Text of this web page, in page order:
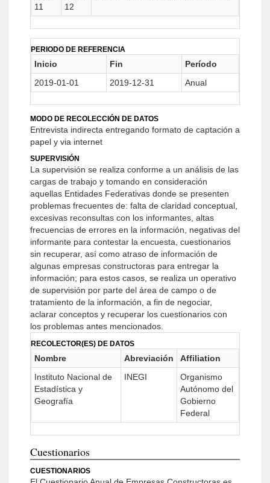
11
12
PERIODO DE REFERENCIA
Inicio Fin
Período
2019-01-01
2019-12-31 Anual
MODO DE RECOLECCIÓN DE DATOS
Entrevista indirecta entregando formato de captación a
papel y via internet
SUPERVISIÓN
La supervisión se realiza conforme a un análisis de las
cargas de trabajo y tomando en consideración
aquellas Entidades Federativas donde se presenten
problemas frecuentes de: falta de claridad conceptual,
excesivas reconsultas con los informantes, altas
frecuencias de errores en la información, negativas del
informante para contestar la encuesta, cuestionarios
sin recuperar, así como atraso de información de
algunas empresas constructoras para entregar la
información; para estos casos, se realiza un operativo
de supervisión por parte del área de campo o de
tratamiento de la información, a fin de negociar,
aclarar conceptos y recuperar los cuestionarios con
los problemas antes mencionados.
RECOLECTOR(ES) DE DATOS
Nombre Abreviación
Affiliation
Instituto Nacional de
Estadística y
Geografía
INEGI
Organismo
Autónomo del
Gobierno
Federal
Cuestionarios
CUESTIONARIOS